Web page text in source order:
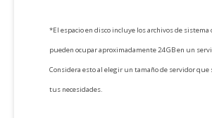
*El espacio en disco incluye los archivos de sistema
pueden ocupar aproximadamente 24 GB en un
Considera esto al elegir un tamaño de servidor que
tus necesidades.